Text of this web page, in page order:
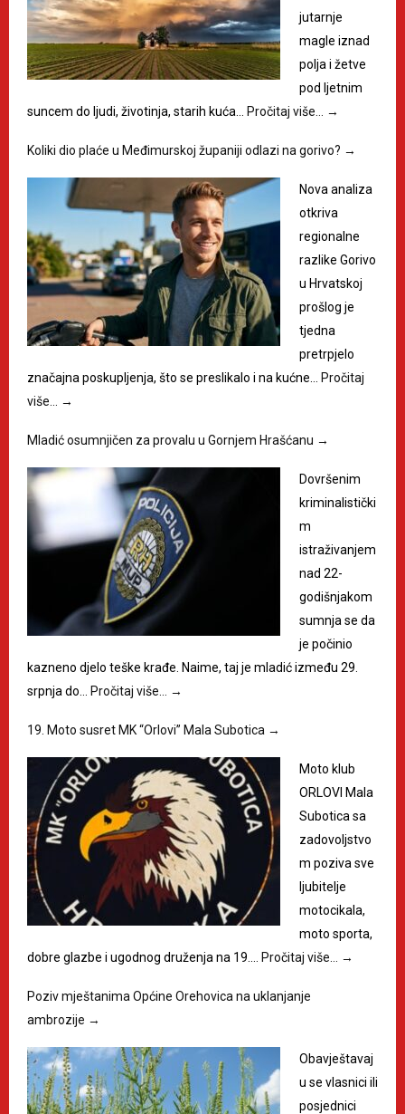
jutarnje
magle iznad
polja i žetve
pod ljetnim
suncem do ljudi, životinja, starih kuća… Pročitaj više… →
Koliki dio plaće u Međimurskoj županiji odlazi na gorivo? →
Nova analiza
otkriva
regionalne
razlike Gorivo
u Hrvatskoj
prošlog je
tjedna
pretrpjelo
značajna poskupljenja, što se preslikalo i na kućne… Pročitaj
više…
→
Mladić osumnjičen za provalu u Gornjem Hrašćanu →
Dovršenim
kriminalistički
m
istraživanjem
nad 22-
godišnjakom
sumnja se da
je počinio
kazneno djelo teške krađe. Naime, taj je mladić između 29.
srpnja do… Pročitaj više… →
19. Moto susret MK “Orlovi” Mala Subotica →
Moto klub
ORLOVI Mala
Subotica sa
zadovoljstvo
m poziva sve
ljubitelje
motocikala,
moto sporta,
dobre glazbe i ugodnog druženja na 19.… Pročitaj više… →
Poziv mještanima Općine Orehovica na uklanjanje
ambrozije →
Obavještavaj
u se vlasnici ili
posjednici